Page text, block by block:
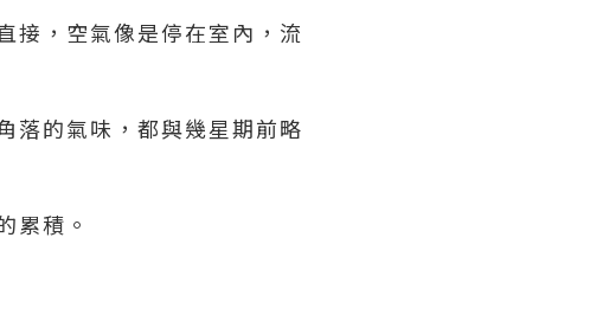
接，空氣像是停在室內，流
落的氣味，都與幾星期前略
累積。